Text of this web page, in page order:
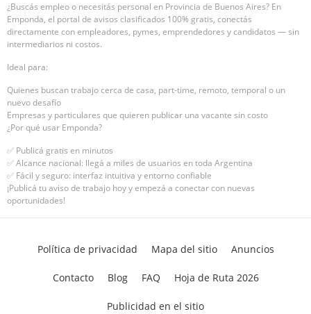
¿Buscás empleo o necesitás personal en Provincia de Buenos Aires? En
Emponda, el portal de avisos clasificados 100% gratis, conectás
directamente con empleadores, pymes, emprendedores y candidatos — sin
intermediarios ni costos.
Ideal para:
Quienes buscan trabajo cerca de casa, part-time, remoto, temporal o un
nuevo desafío
Empresas y particulares que quieren publicar una vacante sin costo
¿Por qué usar Emponda?
✅ Publicá gratis en minutos
✅ Alcance nacional: llegá a miles de usuarios en toda Argentina
✅ Fácil y seguro: interfaz intuitiva y entorno confiable
¡Publicá tu aviso de trabajo hoy y empezá a conectar con nuevas
oportunidades!
Política de privacidad Mapa del sitio Anuncios
Contacto Blog FAQ Hoja de Ruta 2026
Publicidad en el sitio